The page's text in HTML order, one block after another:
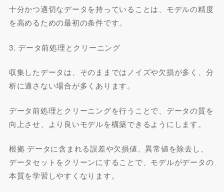
十分かつ適切なデータを持っていることは、モデルの精度
を高めるための最初の条件です。
3. データ前処理とクリーニング
収集したデータは、そのままではノイズや欠損が多く、分
析に適さない場合が多くあります。
データ前処理とクリーニングを行うことで、データの質を
向上させ、より良いモデルを構築できるようにします。
根拠 データに含まれる誤差や欠損値、異常値を除去し、
データセットをクリーンにすることで、モデルがデータの
本質を学習しやすくなります。